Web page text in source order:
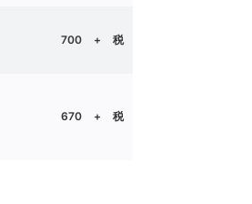
700 + 税
670 + 税